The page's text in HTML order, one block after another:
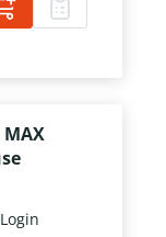
MAX